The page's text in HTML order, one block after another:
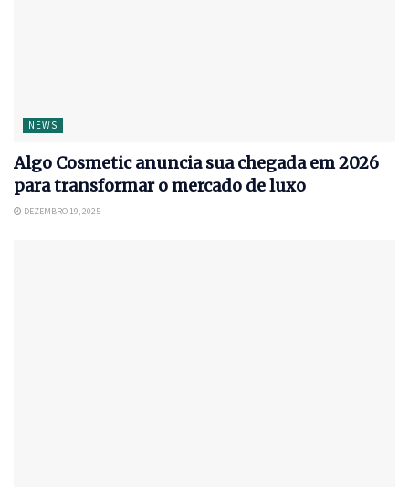
NEWS
Algo Cosmetic anuncia sua chegada em 2026
para transformar o mercado de luxo
DEZEMBRO 19, 2025